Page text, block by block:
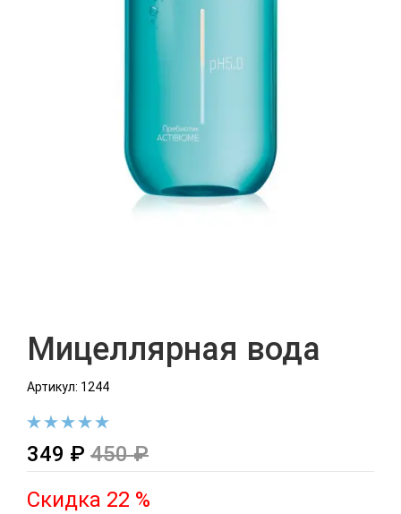
Мицеллярная вода
Артикул: 1244
349 ₽ 450 ₽
Скидка 22 %